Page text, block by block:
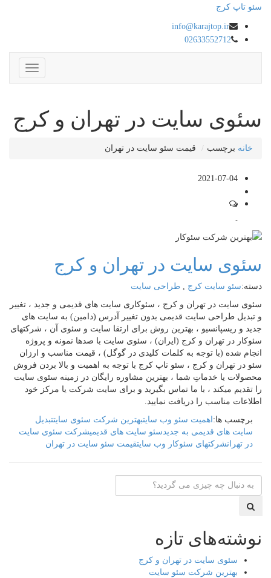
سئو تاپ کرج
info@karajtop.ir
02633552712
ناوبری
سئوی سایت در تهران و کرج
خانه برچسب قیمت سئو سایت در تهران
2021-07-04
-
سئوی سایت در تهران و کرج
دسته:سئو سایت کرج , طراحی سایت
سئوی سایت در تهران و کرج ، سئوکاری سایت های قدیمی و جدید ، تغییر
و تبدیل طراحی سایت قدیمی بدون تغییر آدرس (دامین) به سایت های
جدید و ریسپانسیو ، بهترین روش برای ارتقا سایت و سئوی آن ، شرکتهای
سئوکار در تهران و کرج (ایران) ، سئوی سایت با صدها نمونه و پروژه
انجام شده (با توجه به کلمات کلیدی در گوگل) ، قیمت مناسب و ارزان
سئو در تهران و کرج ، سئو تاپ کرج با توجه به اهمیت و بالا بردن فروش
محصولات یا خدماتِ شما ، بهترین مشاوره رایگان در زمینه سئوی سایت
را تقدیم میکند ، با ما تماس بگیرید و برای سایت شرکت یا مرکز خود
اطلاعات مناسب را دریافت نمایید.
برچسب ها: اهمیت سئو وب سایتبهترین شرکت سئوی سایتتبدیل
سایت های قدیمی به جدیدسئو سایت های قدیمیشرکت سئوی سایت
در تهرانشرکتهای سئوکار وب سایتقیمت سئو سایت در تهران
نوشته‌های تازه
سئوی سایت در تهران و کرج
بهترین شرکت سئو سایت